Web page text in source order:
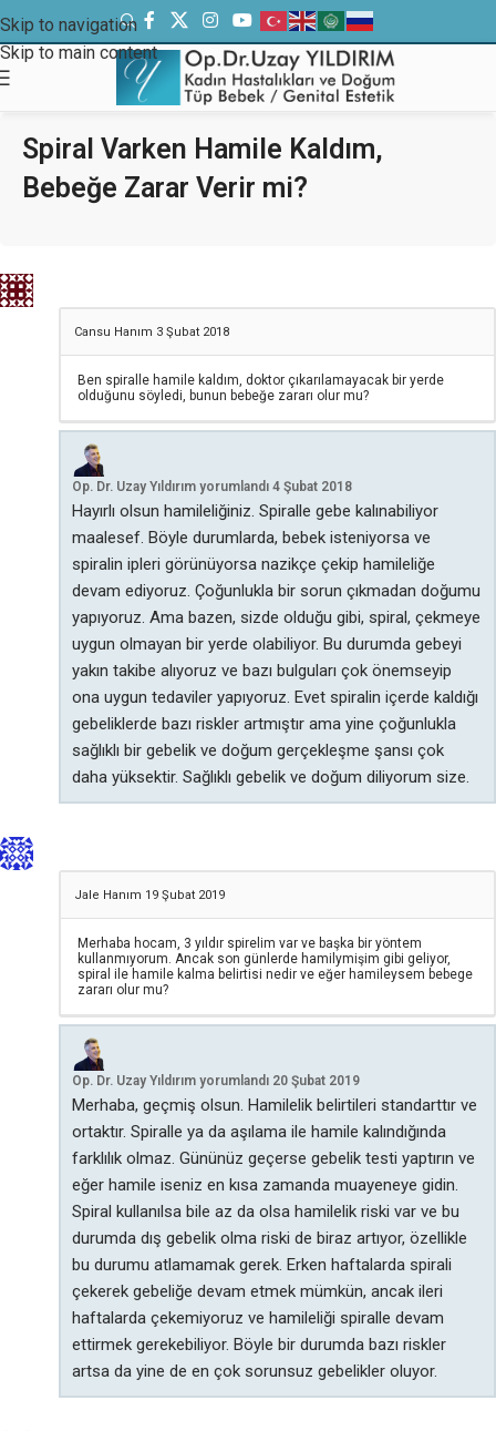
Skip to navigation
Skip to main content
Spiral Varken Hamile Kaldım,
Bebeğe Zarar Verir mi?
Cansu Hanım 3 Şubat 2018
Ben spiralle hamile kaldım, doktor çıkarılamayacak bir yerde
olduğunu söyledi, bunun bebeğe zararı olur mu?
Op. Dr. Uzay Yıldırım yorumlandı 4 Şubat 2018
Hayırlı olsun hamileliğiniz. Spiralle gebe kalınabiliyor
maalesef. Böyle durumlarda, bebek isteniyorsa ve
spiralin ipleri görünüyorsa nazikçe çekip hamileliğe
devam ediyoruz. Çoğunlukla bir sorun çıkmadan doğumu
yapıyoruz. Ama bazen, sizde olduğu gibi, spiral, çekmeye
uygun olmayan bir yerde olabiliyor. Bu durumda gebeyi
yakın takibe alıyoruz ve bazı bulguları çok önemseyip
ona uygun tedaviler yapıyoruz. Evet spiralin içerde kaldığı
gebeliklerde bazı riskler artmıştır ama yine çoğunlukla
sağlıklı bir gebelik ve doğum gerçekleşme şansı çok
daha yüksektir. Sağlıklı gebelik ve doğum diliyorum size.
Jale Hanım 19 Şubat 2019
Merhaba hocam, 3 yıldır spirelim var ve başka bir yöntem
kullanmıyorum. Ancak son günlerde hamilymişim gibi geliyor,
spiral ile hamile kalma belirtisi nedir ve eğer hamileysem bebege
zararı olur mu?
Op. Dr. Uzay Yıldırım yorumlandı 20 Şubat 2019
Merhaba, geçmiş olsun. Hamilelik belirtileri standarttır ve
ortaktır. Spiralle ya da aşılama ile hamile kalındığında
farklılık olmaz. Gününüz geçerse gebelik testi yaptırın ve
eğer hamile iseniz en kısa zamanda muayeneye gidin.
Spiral kullanılsa bile az da olsa hamilelik riski var ve bu
durumda dış gebelik olma riski de biraz artıyor, özellikle
bu durumu atlamamak gerek. Erken haftalarda spirali
çekerek gebeliğe devam etmek mümkün, ancak ileri
haftalarda çekemiyoruz ve hamileliği spiralle devam
ettirmek gerekebiliyor. Böyle bir durumda bazı riskler
artsa da yine de en çok sorunsuz gebelikler oluyor.